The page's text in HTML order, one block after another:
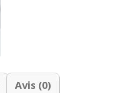
Avis (0)